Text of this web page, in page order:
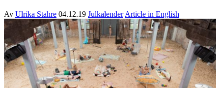
Av Ulrika Stahre 04.12.19 Julkalender Article in English